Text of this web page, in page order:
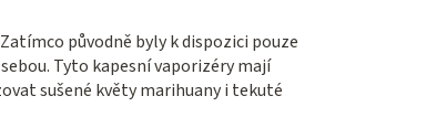
původně byly k dispozici pouze
Tyto kapesní vaporizéry mají
sušené květy marihuany i tekuté